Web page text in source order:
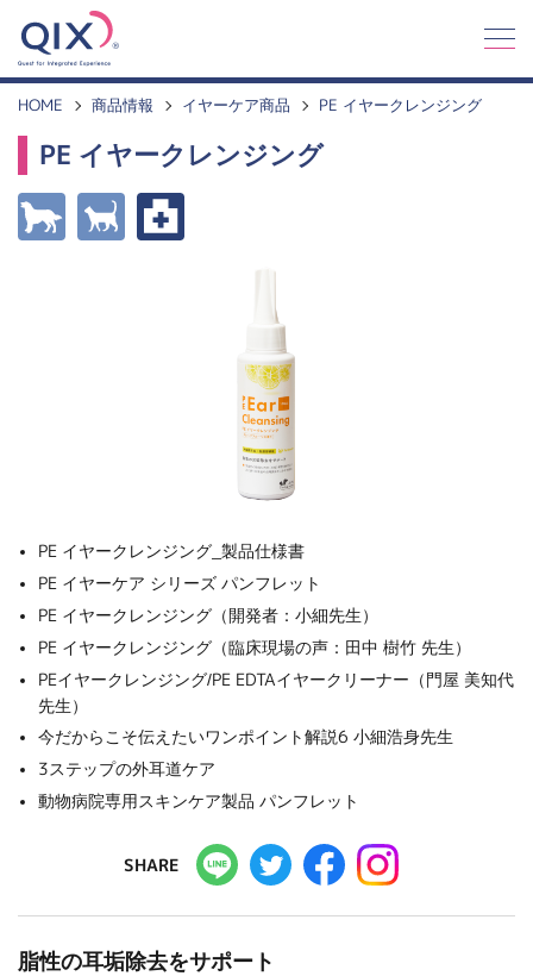
Q
X
HOME
商品情報 イヤーケア商品 PE イヤークレンジング
PE イヤークレンジング
PE イヤークレンジング_製品仕様書
PE イヤーケア シリーズ パンフレット
PE イヤークレンジング（開発者：小細先生）
PE イヤークレンジング（臨床現場の声：田中 樹竹 先生）
PEイヤークレンジング/PE EDTAイヤークリーナー（門屋 美知代
先生）
今だからこそ伝えたいワンポイント解説6 小細浩身先生
3ステップの外耳道ケア
動物病院専用スキンケア製品 パンフレット
SHARE
脂性の耳垢除去をサポート